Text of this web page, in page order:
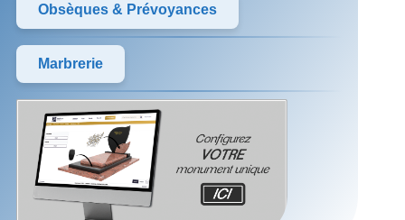
Obsèques & Prévoyances
Marbrerie